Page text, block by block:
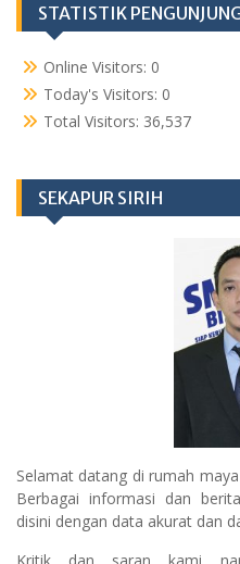
STATISTIK
Online Visitors: 0
Today's Visitors: 0
Total Visitors: 36,537
SEKAPUR SIRIH
Selamat datang di rumah
Berbagai informasi dan
disini dengan data akurat dan